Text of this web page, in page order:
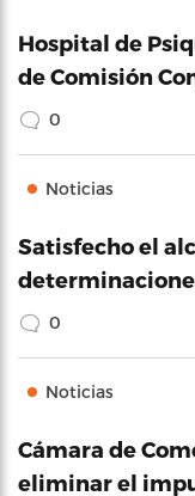
Hospital de
de Comisión
0
Noticias
Satisfecho el
0
Noticias
Cámara de
eliminar el